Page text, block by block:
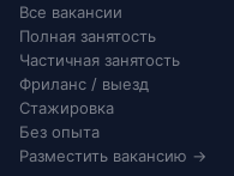
Все вакансии
Полная занятость
Частичная занятость
Фриланс / выезд
Стажировка
Без опыта
Разместить вакансию →